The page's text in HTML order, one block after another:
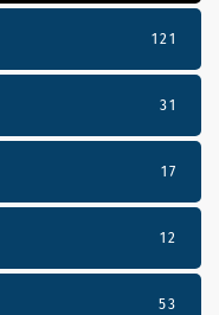
121
31
17
12
53